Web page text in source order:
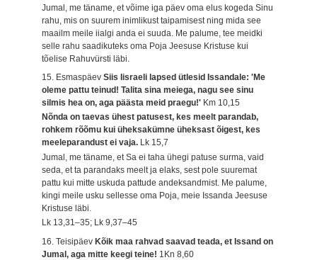
Jumal, me täname, et võime iga päev oma elus kogeda Sinu
rahu, mis on suurem inimlikust taipamisest ning mida see
maailm meile iialgi anda ei suuda. Me palume, tee meidki
selle rahu saadikuteks oma Poja Jeesuse Kristuse kui
tõelise Rahuvürsti läbi.
15. EsmaspäevSiis Iisraeli lapsed ütlesid Issandale: 'Me
oleme pattu teinud! Talita sina meiega, nagu see sinu
silmis hea on, aga päästa meid praegu!' Km 10,15
Nõnda on taevas ühest patusest, kes meelt parandab,
rohkem rõõmu kui üheksakümne üheksast õigest, kes
meeleparandust ei vaja. Lk 15,7
Jumal, me täname, et Sa ei taha ühegi patuse surma, vaid
seda, et ta parandaks meelt ja elaks, sest pole suuremat
pattu kui mitte uskuda pattude andeksandmist. Me palume,
kingi meile usku sellesse oma Poja, meie Issanda Jeesuse
Kristuse läbi.
Lk 13,31–35; Lk 9,37–45
16. TeisipäevKõik maa rahvad saavad teada, et Issand on
Jumal, aga mitte keegi teine! 1Kn 8,60